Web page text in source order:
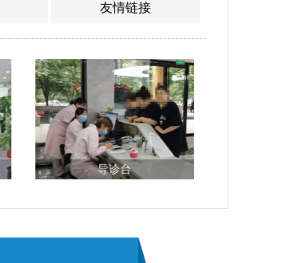
友情链接
导诊台